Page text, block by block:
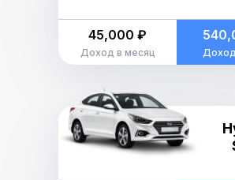
45,000 ₽
Доход в месяц Доход